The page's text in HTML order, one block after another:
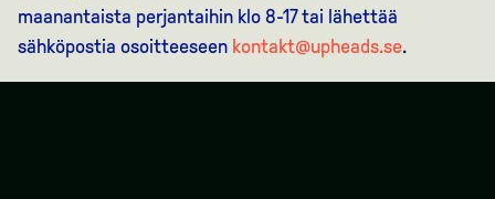
maanantaista perjantaihin klo 8-17 tai lähettää
sähköpostia osoitteeseen kontakt@upheads.se.